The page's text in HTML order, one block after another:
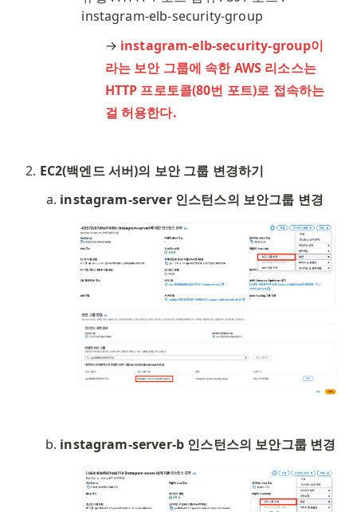
instagram-elb-security-group
→ instagram-elb-security-group이
라는 보안 그룹에 속한 AWS 리소스는
HTTP 프로토콜(80번 포트)로 접속하는
걸 허용한다.
EC2(백엔드 서버)의 보안 그룹 변경하기
instagram-server 인스턴스의 보안그룹 변경
instagram-server-b 인스턴스의 보안그룹 변경